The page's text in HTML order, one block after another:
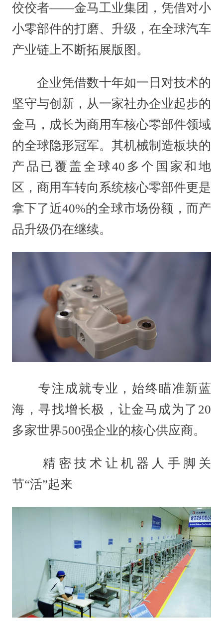
佼佼者——金马工业集团，凭借对小
小零部件的打磨、升级，在全球汽车
产业链上不断拓展版图。
企业凭借数十年如一日对技术的
坚守与创新，从一家社办企业起步的
金马，成长为商用车核心零部件领域
的全球隐形冠军。其机械制造板块的
产品已覆盖全球40多个国家和地
区，商用车转向系统核心零部件更是
拿下了近40%的全球市场份额，而产
品升级仍在继续。
专注成就专业，始终瞄准新蓝
海，寻找增长极，让金马成为了20
多家世界500强企业的核心供应商。
精密技术让机器人手脚关
节“活”起来